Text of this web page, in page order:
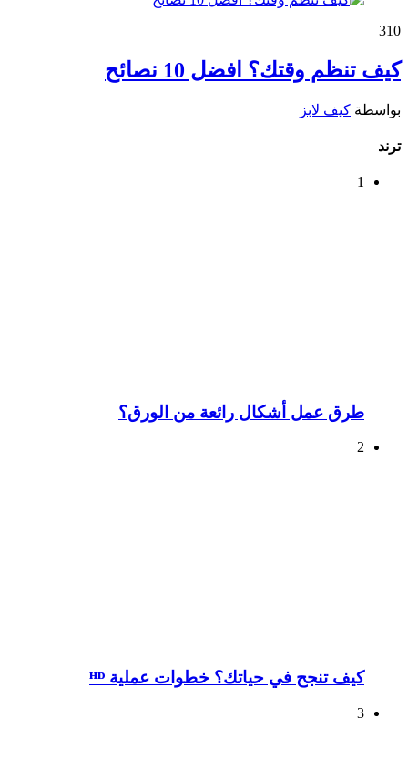
310
كيف تنظم وقتك؟ افضل 10 نصائح
بواسطة كيف لابز
ترند
1
طرق عمل أشكال رائعة من الورق؟
2
كيف تنجح في حياتك؟ خطوات عملية ᴴᴰ
3